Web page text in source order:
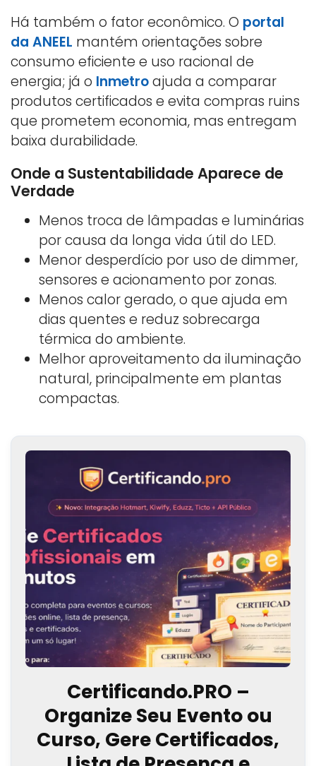
Há também o fator econômico. O portal
da ANEEL mantém orientações sobre
consumo eficiente e uso racional de
energia; já o Inmetroajuda a comparar
produtos certificados e evita compras ruins
que prometem economia, mas entregam
baixa durabilidade.
Onde a Sustentabilidade Aparece de
Verdade
Menos troca de lâmpadas e luminárias
por causa da longa vida útil do LED.
Menor desperdício por uso de dimmer,
sensores e acionamento por zonas.
Menos calor gerado, o que ajuda em
dias quentes e reduz sobrecarga
térmica do ambiente.
Melhor aproveitamento da iluminação
natural, principalmente em plantas
compactas.
Certificando.PRO –
Organize Seu Evento ou
Curso, Gere Certificados,